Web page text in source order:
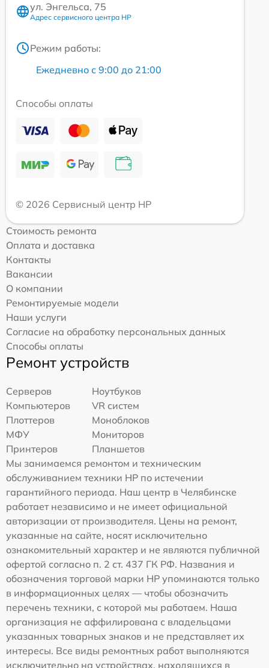
ул. Энгельса, 75
Адрес сервисного центра HP
Режим работы:
Ежедневно с 9:00 до 21:00
Способы оплаты
© 2026 Сервисный центр HP
Стоимость ремонта
Оплата и доставка
Контакты
Вакансии
О компании
Ремонтируемые модели
Наши услуги
Согласие на обработку персональных данных
Способы оплаты
Ремонт устройств
Серверов
Ноутбуков
Компьютеров
VR систем
Плоттеров
Моноблоков
МФУ
Мониторов
Принтеров
Планшетов
Мы занимаемся ремонтом и техническим
обслуживанием техники HP по истечении
гарантийного периода. Наш центр в Челябинске
работает независимо и не имеет официальной
авторизации от производителя. Цены на ремонт,
указанные на сайте, носят исключительно
ознакомительный характер и не являются публичной
офертой согласно п. 2 ст. 437 ГК РФ. Названия и
обозначения торговой марки HP упоминаются только
в информационных целях — чтобы обозначить
перечень техники, с которой мы работаем. Наша
организация не аффилирована с владельцами
указанных товарных знаков и не представляет их
интересы. Все виды ремонтных работ выполняются
исключительно на устройствах, находящихся в